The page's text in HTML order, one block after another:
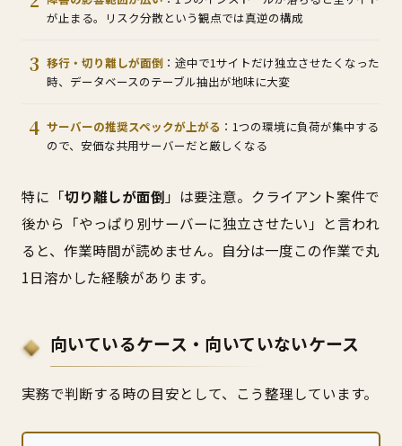
が止まる。リスク分散という観点では真逆の構成
移行・切り離しが面倒 ：途中で1サイトだけ独立させたくなった
時、データベースのテーブル抽出が地味に大変
サーバーの推奨スペックが上がる ：1つの環境に負荷が集中する
ので、安価な共用サーバーだと厳しくなる
特に「切り離しが面倒 」は要注意。クライアント案件で
後から「やっぱり別サーバーに独立させたい」と言われ
ると、作業時間が読めません。自分は一度この作業で丸
1日溶かした経験があります。
向いているケース・向いていないケース
実務で判断する時の目安として、こう整理しています。